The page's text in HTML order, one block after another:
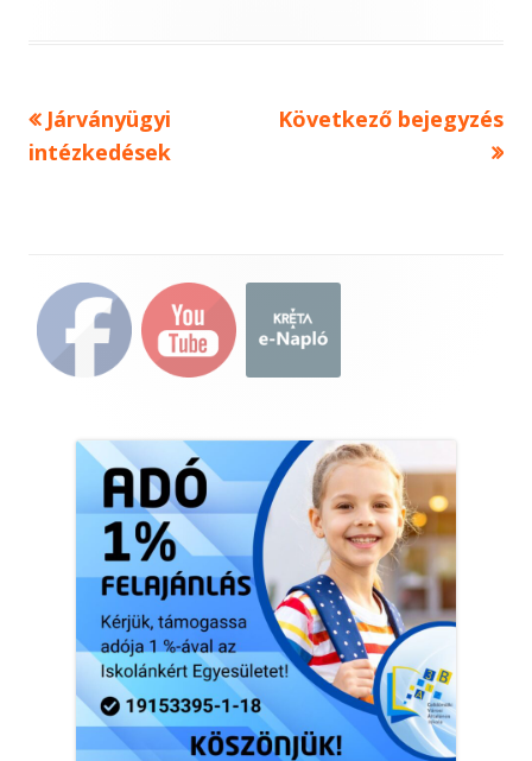
Bejegyzés
Previous
article:
Járványügyi
intézkedések
Next
Következő bejegyzés
Main
Sidebar